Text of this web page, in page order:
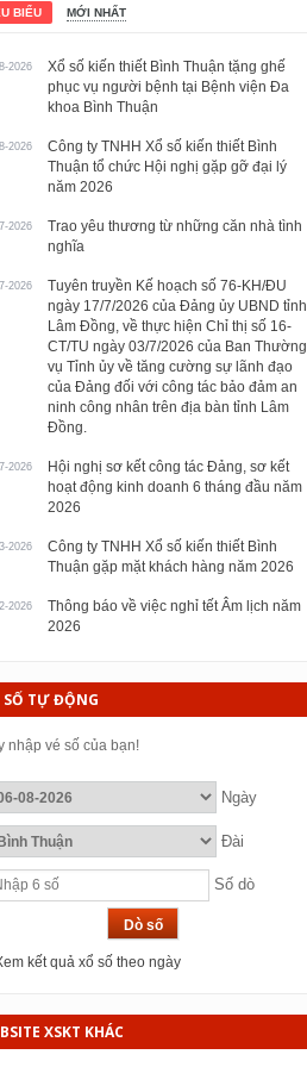
BIỂU MỚI NHẤT
2026
Xổ số kiến thiết Bình Thuận tặng ghế
phục vụ người bệnh tại Bệnh viện Đa
khoa Bình Thuận
2026
Công ty TNHH Xổ số kiến thiết Bình
Thuận tổ chức Hội nghị gặp gỡ đại lý
năm 2026
2026
Trao yêu thương từ những căn nhà tình
nghĩa
2026
Tuyên truyền Kế hoạch số 76-KH/ĐU
ngày 17/7/2026 của Đảng ủy UBND tỉnh
Lâm Đồng, về thực hiện Chỉ thị số 16-
CT/TU ngày 03/7/2026 của Ban Thường
vụ Tỉnh ủy về tăng cường sự lãnh đạo
của Đảng đối với công tác bảo đảm an
ninh công nhân trên địa bàn tỉnh Lâm
Đồng.
2026
Hội nghị sơ kết công tác Đảng, sơ kết
hoạt động kinh doanh 6 tháng đầu năm
2026
2026
Công ty TNHH Xổ số kiến thiết Bình
Thuận gặp mặt khách hàng năm 2026
2026
Thông báo về việc nghỉ tết Âm lịch năm
2026
SỐ TỰ ĐỘNG
nhập vé số của bạn!
Ngày
Đài
Số dò
kết quả xổ số theo ngày
XSKT KHÁC